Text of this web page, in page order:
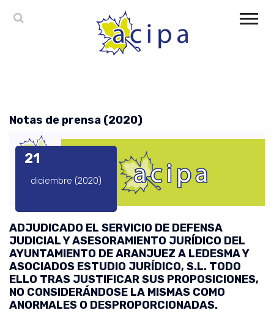
Notas de prensa (2020)
21
diciembre (2020)
ADJUDICADO EL SERVICIO DE DEFENSA
JUDICIAL Y ASESORAMIENTO JURÍDICO DEL
AYUNTAMIENTO DE ARANJUEZ A LEDESMA Y
ASOCIADOS ESTUDIO JURÍDICO, S.L. TODO
ELLO TRAS JUSTIFICAR SUS PROPOSICIONES,
NO CONSIDERÁNDOSE LA MISMAS COMO
ANORMALES O DESPROPORCIONADAS.